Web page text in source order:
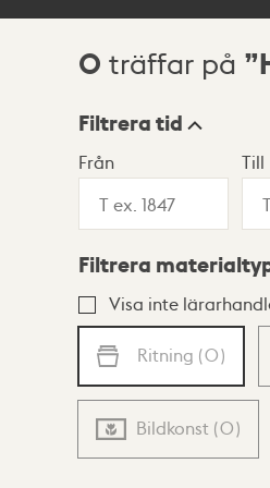
Sökresultat
0 träffar på
Visningsläge
Lista Karta
Filtrera tid
Från Till
Filtrera
Visa inte
Ritning (0)
Bildkonst (0)